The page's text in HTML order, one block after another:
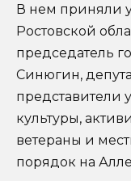
В нем приняли
Ростовской
председатель
Синюгин,
представители
культуры,
ветераны и
порядок на